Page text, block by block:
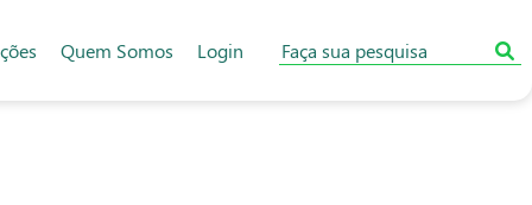
Quem Somos Login